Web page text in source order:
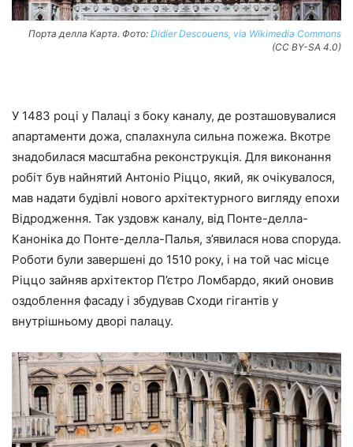
Порта делла Карта. Фото: Didier Descouens, via Wikimedia Commons
(CC BY-SA 4.0)
У 1483 році у Палаці з боку каналу, де розташовувалися
апартаменти дожа, спалахнула сильна пожежа. Вкотре
знадобилася масштабна реконструкція. Для виконання
робіт був найнятий Антоніо Ріццо, який, як очікувалося,
мав надати будівлі нового архітектурного вигляду епохи
Відродження. Так уздовж каналу, від Понте-делла-
Каноніка до Понте-делла-Палья, з’явилася нова споруда.
Роботи були завершені до 1510 року, і на той час місце
Ріццо зайняв архітектор П’єтро Ломбардо, який оновив
оздоблення фасаду і збудував Сходи гігантів у
внутрішньому дворі палацу.